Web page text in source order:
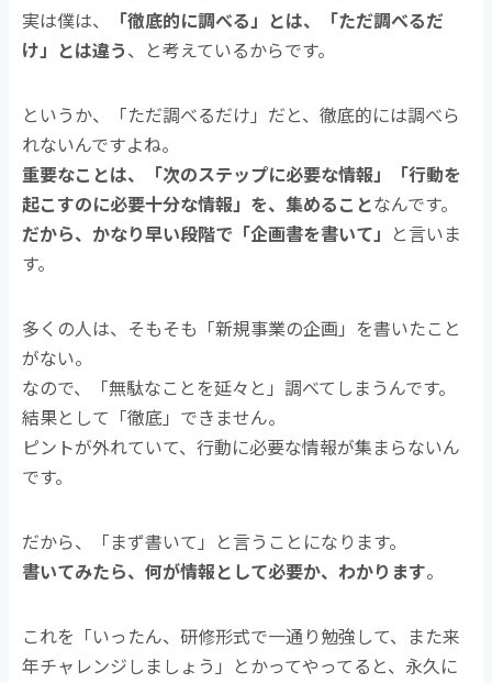
実は僕は、
「徹底的に調べる」とは、「ただ調べるだ
け」とは違う、と考えているからです。
というか、「ただ調べるだけ」だと、徹底的には調べら
れないんですよね。
重要なことは、「次のステップに必要な情報」「行動を
起こすのに必要十分な情報」を、集めることなんです。
だから、かなり早い段階で「企画書を書いて」 と言いま
す。
多くの人は、そもそも「新規事業の企画」を書いたこと
がない。
なので、「無駄なことを延々と」調べてしまうんです。
結果として「徹底」できません。
ピントが外れていて、行動に必要な情報が集まらないん
です。
だから、「まず書いて」と言うことになります。
書いてみたら、何が情報として必要か、わかります。
これを「いったん、研修形式で一通り勉強して、また来
年チャレンジしましょう」とかってやってると、永久に